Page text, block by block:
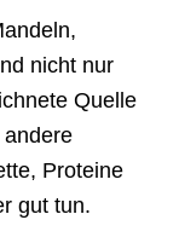
nicht nur
Quelle
Proteine
gut tun.